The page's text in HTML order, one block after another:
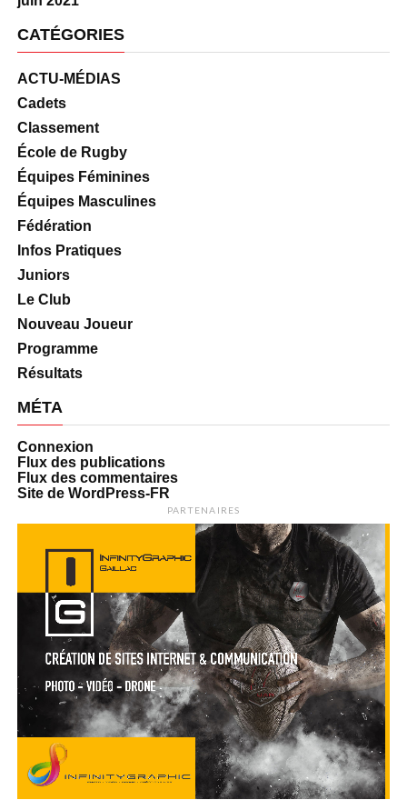
CATÉGORIES
ACTU-MÉDIAS
Cadets
Classement
École de Rugby
Équipes Féminines
Équipes Masculines
Fédération
Infos Pratiques
Juniors
Le Club
Nouveau Joueur
Programme
Résultats
MÉTA
Connexion
Flux des publications
Flux des commentaires
Site de WordPress-FR
PARTENAIRES